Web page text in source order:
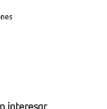
interesar